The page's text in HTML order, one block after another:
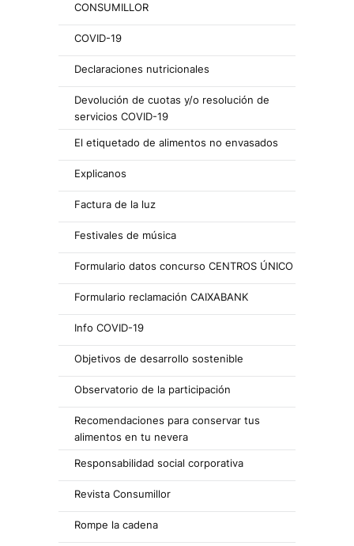
CONSUMILLOR
COVID-19
Declaraciones nutricionales
Devolución de cuotas y/o resolución de
servicios COVID-19
El etiquetado de alimentos no envasados
Explicanos
Factura de la luz
Festivales de música
Formulario datos concurso CENTROS ÚNICO
Formulario reclamación CAIXABANK
Info COVID-19
Objetivos de desarrollo sostenible
Observatorio de la participación
Recomendaciones para conservar tus
alimentos en tu nevera
Responsabilidad social corporativa
Revista Consumillor
Rompe la cadena